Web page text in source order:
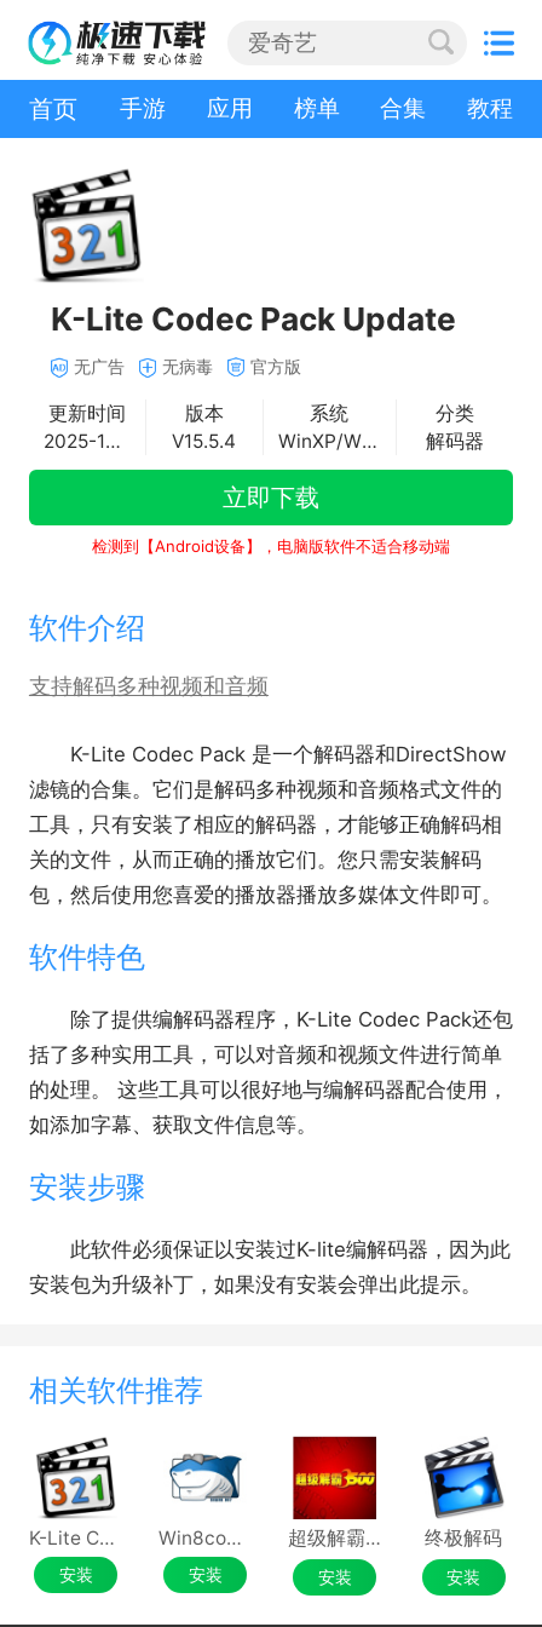
首页 手游 应用 榜单 合集 教程
K-Lite Codec Pack Update
无广告 无病毒 官方版
更新时间
2025-12-30
版本
V15.5.4
系统
WinXP/Win2K/Vista/Win7/Win8/Win8.1
分类
解码器
立即下载
检测到【Android设备】，电脑版软件不适合移动端
软件介绍
支持解码多种视频和音频
K-Lite Codec Pack 是一个解码器和DirectShow
滤镜的合集。它们是解码多种视频和音频格式文件的
工具，只有安装了相应的解码器，才能够正确解码相
关的文件，从而正确的播放它们。您只需安装解码
包，然后使用您喜爱的播放器播放多媒体文件即可。
软件特色
除了提供编解码器程序，K-Lite Codec Pack还包
括了多种实用工具，可以对音频和视频文件进行简单
的处理。 这些工具可以很好地与编解码器配合使用，
如添加字幕、获取文件信息等。
安装步骤
此软件必须保证以安装过K-lite编解码器，因为此
安装包为升级补丁，如果没有安装会弹出此提示。
相关软件推荐
K-Lite Codec Pack Full
安装
Win8codecs
安装
超级解霸 3500
安装
终极解码
安装